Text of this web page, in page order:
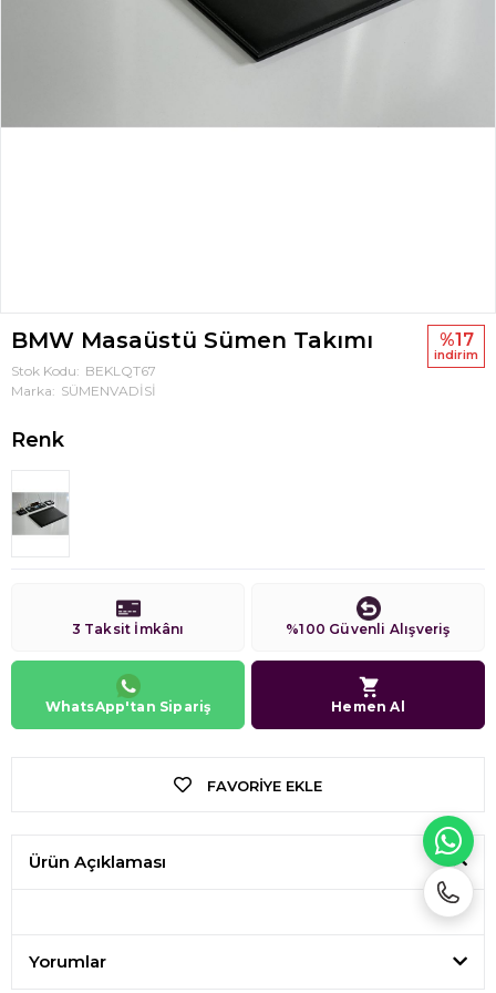
BMW Masaüstü Sümen Takımı
Stok Kodu
BEKLQT67
Marka
SÜMENVADİSİ
%17
i̇ndi̇ri̇m
Renk
3 Taksit İmkânı %100 Güvenli Alışveriş
WhatsApp'tan Sipariş Hemen Al
FAVORIYE EKLE
Ürün Açıklaması
Yorumlar